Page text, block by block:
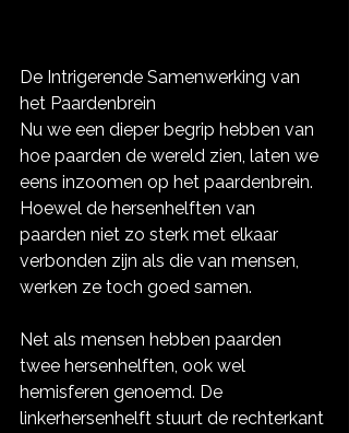
De Intrigerende Samenwerking van
het Paardenbrein
Nu we een dieper begrip hebben van
hoe paarden de wereld zien, laten we
eens inzoomen op het paardenbrein.
Hoewel de hersenhelften van
paarden niet zo sterk met elkaar
verbonden zijn als die van mensen,
werken ze toch goed samen.
Net als mensen hebben paarden
twee hersenhelften, ook wel
hemisferen genoemd. De
linkerhersenhelft stuurt de rechterkant